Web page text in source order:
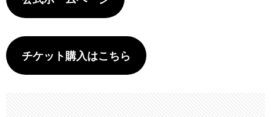
チケット購入はこちら